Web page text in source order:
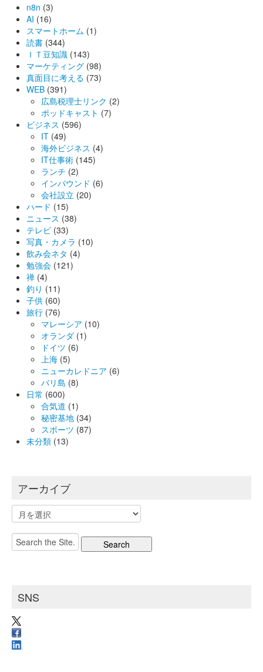
n8n (3)
AI (16)
スマートホーム (1)
読書 (344)
ＩＴ豆知識 (143)
マーケティング (98)
真面目に考える (73)
WEB (391)
広島税理士リンク (2)
ポッドキャスト (7)
ビジネス (596)
IT (49)
海外ビジネス (4)
IT仕事術 (145)
ランチ (2)
インバウンド (6)
会社設立 (20)
ハード (15)
ニュース (38)
テレビ (33)
写真・カメラ (10)
飲み会ネタ (4)
勉強会 (121)
禅 (4)
釣り (11)
子供 (60)
旅行 (76)
マレーシア (10)
オランダ (1)
ドイツ (6)
上海 (5)
ニューカレドニア (6)
バリ島 (8)
日常 (600)
合気道 (1)
秘密基地 (34)
スポーツ (87)
未分類 (13)
アーカイブ
ア
ー
カ
イ
Search
for:
SNS